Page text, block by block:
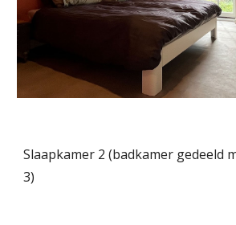
Slaapkamer 2 (badkamer gedeeld
3)